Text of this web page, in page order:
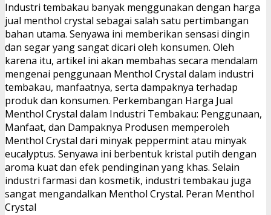
Industri tembakau banyak menggunakan dengan harga
jual menthol crystal sebagai salah satu pertimbangan
bahan utama. Senyawa ini memberikan sensasi dingin
dan segar yang sangat dicari oleh konsumen. Oleh
karena itu, artikel ini akan membahas secara mendalam
mengenai penggunaan Menthol Crystal dalam industri
tembakau, manfaatnya, serta dampaknya terhadap
produk dan konsumen. Perkembangan Harga Jual
Menthol Crystal dalam Industri Tembakau: Penggunaan,
Manfaat, dan Dampaknya Produsen memperoleh
Menthol Crystal dari minyak peppermint atau minyak
eucalyptus. Senyawa ini berbentuk kristal putih dengan
aroma kuat dan efek pendinginan yang khas. Selain
industri farmasi dan kosmetik, industri tembakau juga
sangat mengandalkan Menthol Crystal. Peran Menthol
Crystal